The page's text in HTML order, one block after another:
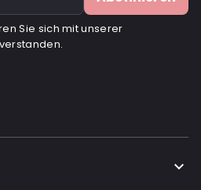
Sie sich mit unserer